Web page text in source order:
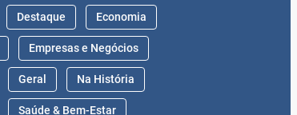
Destaque Economia
Empresas e Negócios
Geral Na História
Saúde & Bem-Estar